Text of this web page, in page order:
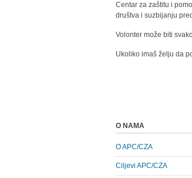
Centar za zaštitu i
društva i suzbijanju
Volonter može biti
Ukoliko imaš želju da
O NAMA
O APC/CZA
Ciljevi APC/CZA